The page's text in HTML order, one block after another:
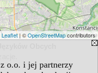
o.o. i jej partnerzy
Leaflet| ©OpenStreetMapcontributors